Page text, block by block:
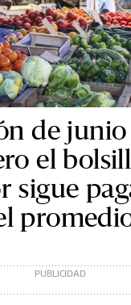
de
el
sigue